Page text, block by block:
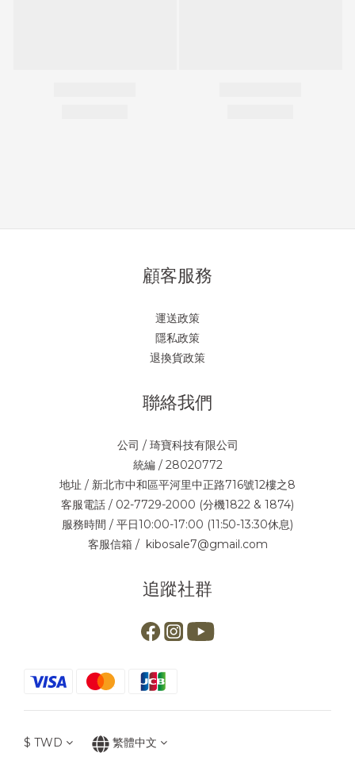
顧客服務
運送政策
隱私政策
退換貨政策
聯絡我們
公司 / 琦寶科技有限公司
統編 / 28020772
地址 / 新北市中和區平河里中正路716號12樓之8
客服電話 / 02-7729-2000 (分機1822 & 1874)
服務時間 / 平日10:00-17:00 (11:50-13:30休息)
客服信箱 / kibosale7@gmail.com
追蹤社群
$ TWD 繁體中文